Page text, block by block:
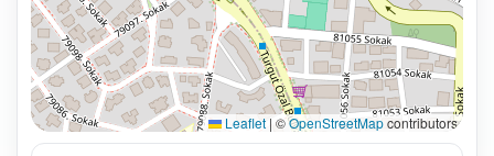
Leaflet | ©OpenStreetMapcontributors